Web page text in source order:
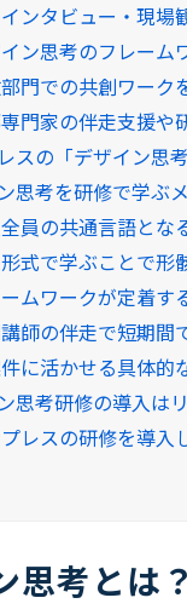
ンタビュー・現場
ン思考のフレーム
門での共創ワーク
門家の伴走支援や
スの「デザイン思考
思考を研修で学ぶ
員の共通言語とな
式で学ぶことで形
ムワークが定着す
師の伴走で短期間
に活かせる具体的
思考研修の導入は
レスの研修を導入
思考とは？